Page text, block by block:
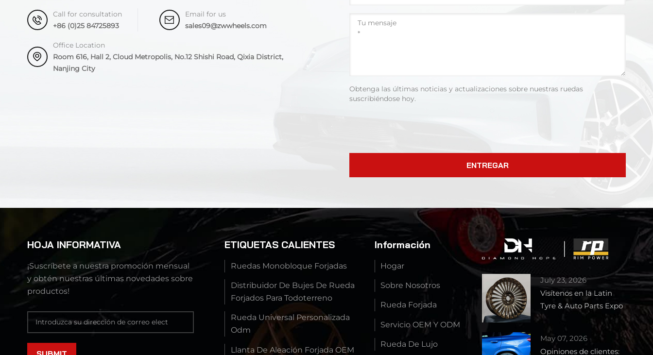
Call for consultation
+86 (0)25 84725893
Email for us
sales09@zwwheels.com
Office Location
Room 616, Hall 2, Cloud Metropolis, No.12 Shishi Road, Qixia District,
Nanjing City
Obtenga las últimas noticias y actualizaciones sobre nuestras ruedas
suscribiéndose hoy.
ENTREGAR
HOJA INFORMATIVA
¡Suscríbete a nuestra promoción mensual
y obtén nuestras últimas novedades sobre
productos!
ETIQUETAS CALIENTES
Ruedas Monobloque Forjadas
Distribuidor De Bujes De Rueda
Forjados Para Todoterreno
Rueda Universal Personalizada
Odm
Llanta De Aleación Forjada OEM
Información
Hogar
Sobre Nosotros
Rueda Forjada
Servicio OEM Y ODM
Rueda De Lujo
July 23, 2026
Visítenos en la Latin
Tyre & Auto Parts Expo
2026 – Stand 1727
May 07, 2026
Opiniones de clientes: